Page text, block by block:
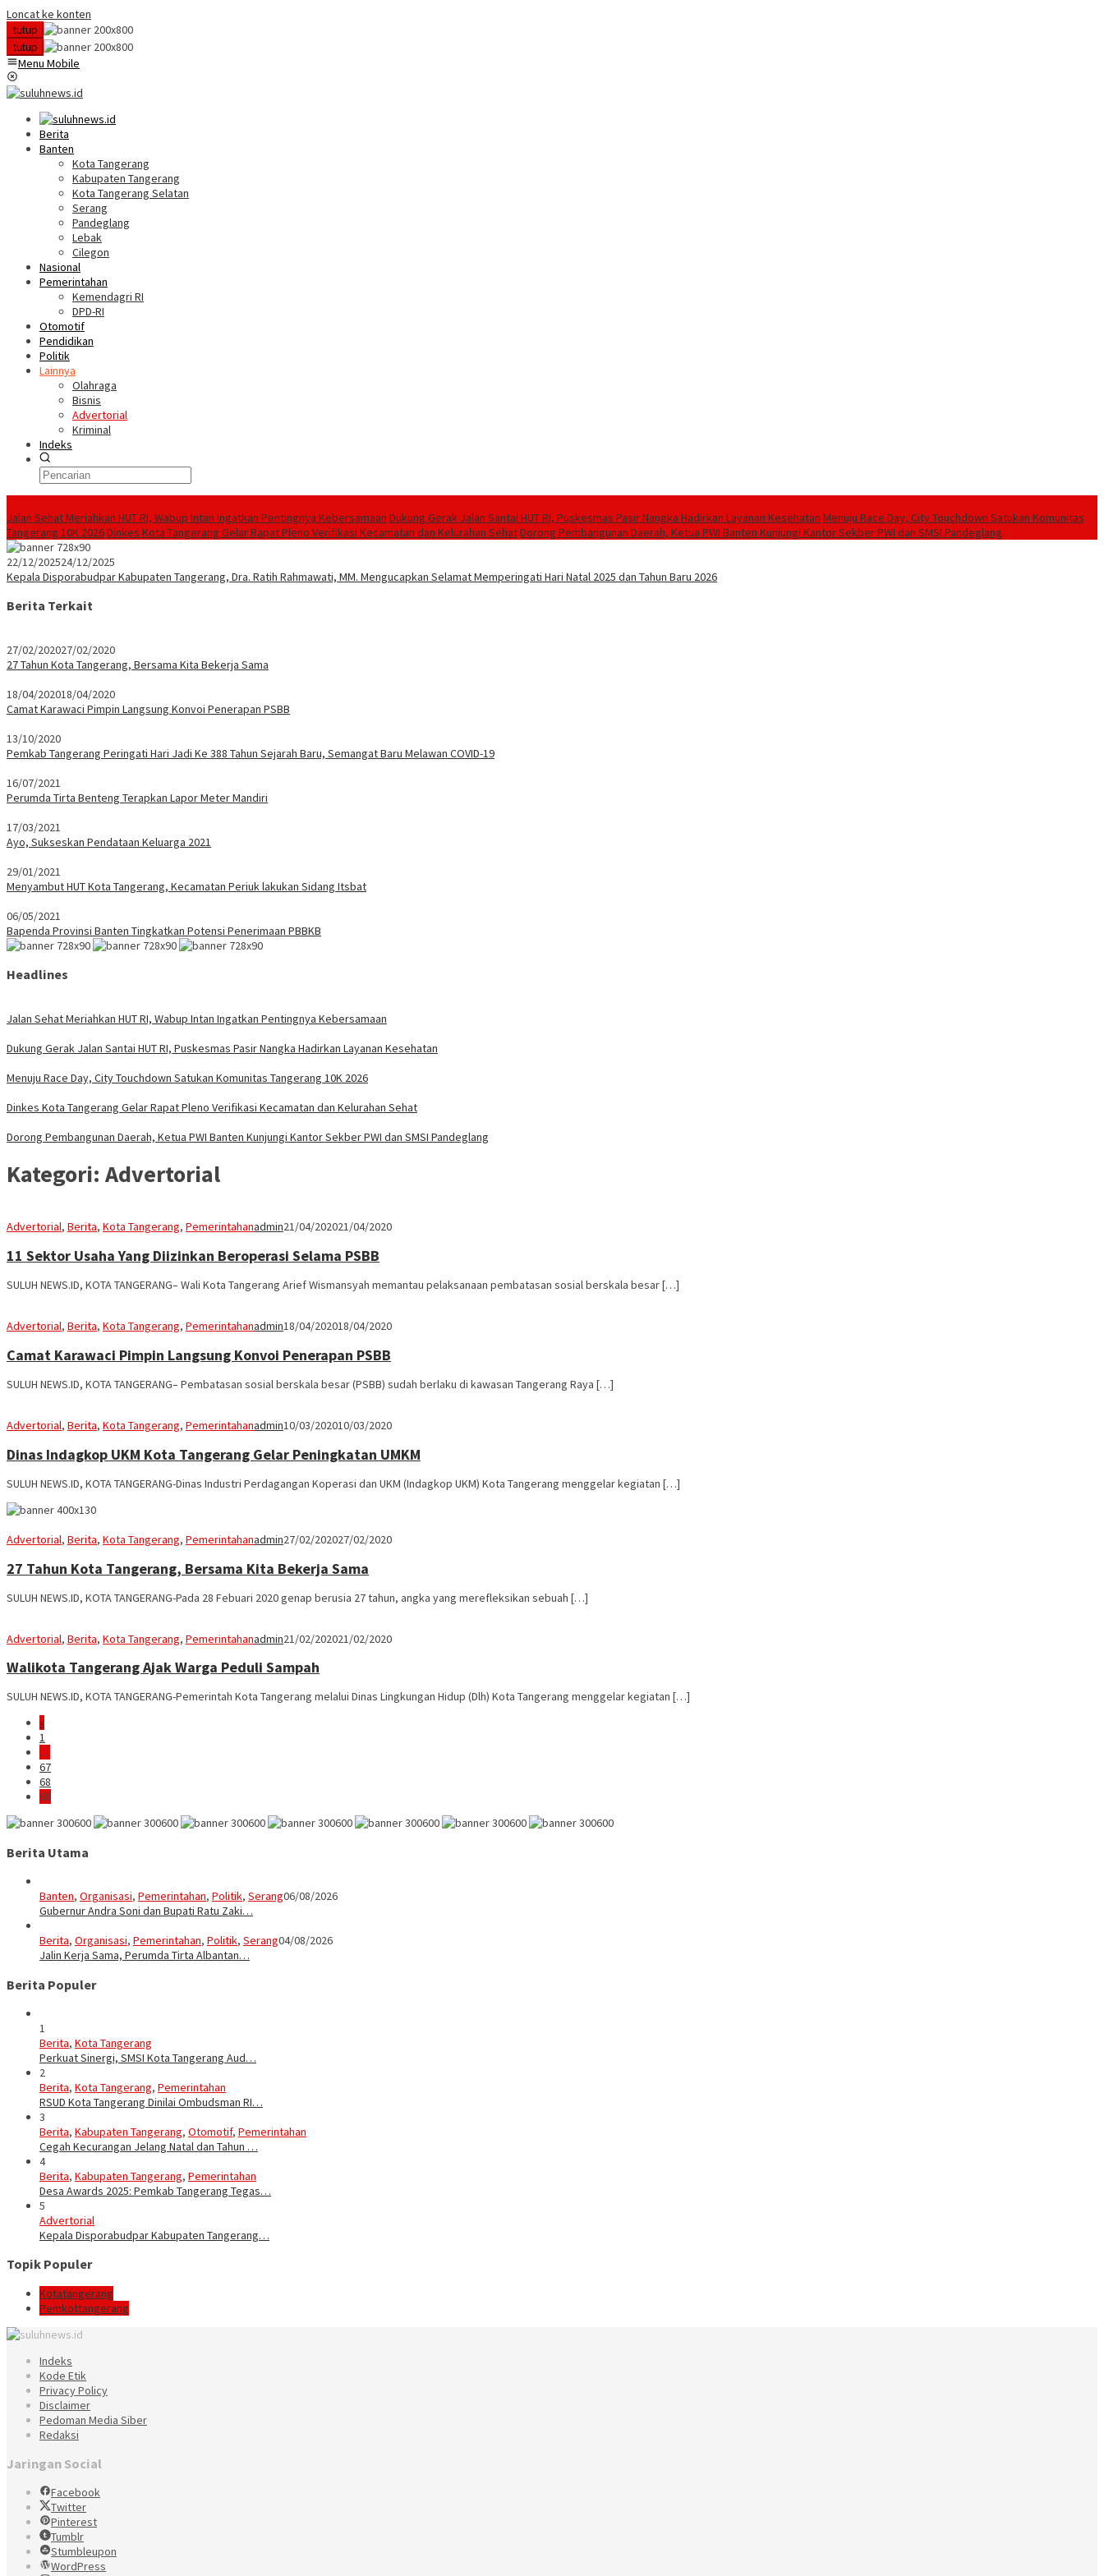
Loncat ke konten
tutup
tutup
Menu Mobile
Berita
Banten
Kota Tangerang
Kabupaten Tangerang
Kota Tangerang Selatan
Serang
Pandeglang
Lebak
Cilegon
Nasional
Pemerintahan
Kemendagri RI
DPD-RI
Otomotif
Pendidikan
Politik
Lainnya
Olahraga
Bisnis
Advertorial
Kriminal
Indeks
Jalan Sehat Meriahkan HUT RI, Wabup Intan Ingatkan Pentingnya Kebersamaan Dukung Gerak Jalan Santai HUT RI, Puskesmas Pasir Nangka Hadirkan Layanan Kesehatan Menuju Race Day, City Touchdown Satukan Komunitas
Tangerang 10K 2026Dinkes Kota Tangerang Gelar Rapat Pleno Verifikasi Kecamatan dan Kelurahan SehatDorong Pembangunan Daerah, Ketua PWI Banten Kunjungi Kantor Sekber PWI dan SMSI Pandeglang
22/12/202524/12/2025
Kepala Disporabudpar Kabupaten Tangerang, Dra. Ratih Rahmawati, MM. Mengucapkan Selamat Memperingati Hari Natal 2025 dan Tahun Baru 2026
Berita Terkait
27/02/202027/02/2020
27 Tahun Kota Tangerang, Bersama Kita Bekerja Sama
18/04/202018/04/2020
Camat Karawaci Pimpin Langsung Konvoi Penerapan PSBB
13/10/2020
Pemkab Tangerang Peringati Hari Jadi Ke 388 Tahun Sejarah Baru, Semangat Baru Melawan COVID-19
16/07/2021
Perumda Tirta Benteng Terapkan Lapor Meter Mandiri
17/03/2021
Ayo, Sukseskan Pendataan Keluarga 2021
29/01/2021
Menyambut HUT Kota Tangerang, Kecamatan Periuk lakukan Sidang Itsbat
06/05/2021
Bapenda Provinsi Banten Tingkatkan Potensi Penerimaan PBBKB
Headlines
Jalan Sehat Meriahkan HUT RI, Wabup Intan Ingatkan Pentingnya Kebersamaan
Dukung Gerak Jalan Santai HUT RI, Puskesmas Pasir Nangka Hadirkan Layanan Kesehatan
Menuju Race Day, City Touchdown Satukan Komunitas Tangerang 10K 2026
Dinkes Kota Tangerang Gelar Rapat Pleno Verifikasi Kecamatan dan Kelurahan Sehat
Dorong Pembangunan Daerah, Ketua PWI Banten Kunjungi Kantor Sekber PWI dan SMSI Pandeglang
Kategori: Advertorial
Advertorial, Berita, Kota Tangerang, Pemerintahanadmin21/04/202021/04/2020
11 Sektor Usaha Yang Diizinkan Beroperasi Selama PSBB
SULUH NEWS.ID, KOTA TANGERANG– Wali Kota Tangerang Arief Wismansyah memantau pelaksanaan pembatasan sosial berskala besar […]
Advertorial, Berita, Kota Tangerang, Pemerintahanadmin18/04/202018/04/2020
Camat Karawaci Pimpin Langsung Konvoi Penerapan PSBB
SULUH NEWS.ID, KOTA TANGERANG– Pembatasan sosial berskala besar (PSBB) sudah berlaku di kawasan Tangerang Raya […]
Advertorial, Berita, Kota Tangerang, Pemerintahanadmin10/03/202010/03/2020
Dinas Indagkop UKM Kota Tangerang Gelar Peningkatan UMKM
SULUH NEWS.ID, KOTA TANGERANG-Dinas Industri Perdagangan Koperasi dan UKM (Indagkop UKM) Kota Tangerang menggelar kegiatan […]
Advertorial, Berita, Kota Tangerang, Pemerintahanadmin27/02/202027/02/2020
27 Tahun Kota Tangerang, Bersama Kita Bekerja Sama
SULUH NEWS.ID, KOTA TANGERANG-Pada 28 Febuari 2020 genap berusia 27 tahun, angka yang merefleksikan sebuah […]
Advertorial, Berita, Kota Tangerang, Pemerintahanadmin21/02/202021/02/2020
Walikota Tangerang Ajak Warga Peduli Sampah
SULUH NEWS.ID, KOTA TANGERANG-Pemerintah Kota Tangerang melalui Dinas Lingkungan Hidup (Dlh) Kota Tangerang menggelar kegiatan […]
«
1
…
67
68
69
Berita Utama
Banten, Organisasi, Pemerintahan, Politik, Serang06/08/2026
Gubernur Andra Soni dan Bupati Ratu Zaki…
Berita, Organisasi, Pemerintahan, Politik, Serang04/08/2026
Jalin Kerja Sama, Perumda Tirta Albantan…
Berita Populer
1
Berita, Kota Tangerang
Perkuat Sinergi, SMSI Kota Tangerang Aud…
2
Berita, Kota Tangerang, Pemerintahan
RSUD Kota Tangerang Dinilai Ombudsman RI…
3
Berita, Kabupaten Tangerang, Otomotif, Pemerintahan
Cegah Kecurangan Jelang Natal dan Tahun …
4
Berita, Kabupaten Tangerang, Pemerintahan
Desa Awards 2025: Pemkab Tangerang Tegas…
5
Advertorial
Kepala Disporabudpar Kabupaten Tangerang…
Topik Populer
Kotatangerang
Pemkottangerang
Indeks
Kode Etik
Privacy Policy
Disclaimer
Pedoman Media Siber
Redaksi
Jaringan Social
Facebook
Twitter
Pinterest
Tumblr
Stumbleupon
WordPress